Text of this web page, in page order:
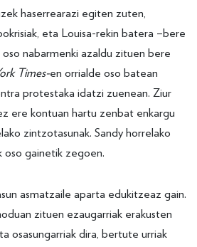
haserrearazi egiten zuten,
eta Louisa-rekin batera –bere
nabarmenki azaldu zituen bere
Times-en orrialde oso batean
protestaka idatzi zuenean. Ziur
ere kontuan hartu zenbat enkargu
zintzotasunak. Sandy horrelako
oso gainetik zegoen.
asmatzaile aparta edukitzeaz gain.
zituen ezaugarriak erakusten
osasungarriak dira, bertute urriak